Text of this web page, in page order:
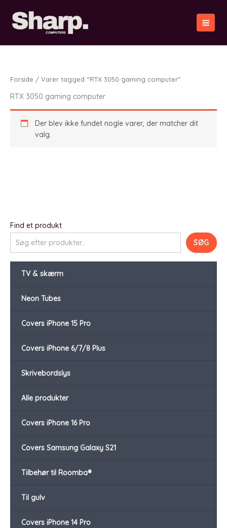
indholdet
Find et produkt
SØG
TV & skærm
Neon Tubes
Covers iPhone 15 Pro
Covers iPhone 6/7/8 Plus
Skrivebordslys
Alle produkter
Covers iPhone 16 Pro
Covers Samsung Galaxy S21
Tilbehør til Roomba®
Til gulv
Covers iPhone 14 Pro
Forside / Varer tagged “RTX 3050 gaming computer”
RTX 3050 gaming computer
Der blev ikke fundet nogle varer, der matcher dit
valg.